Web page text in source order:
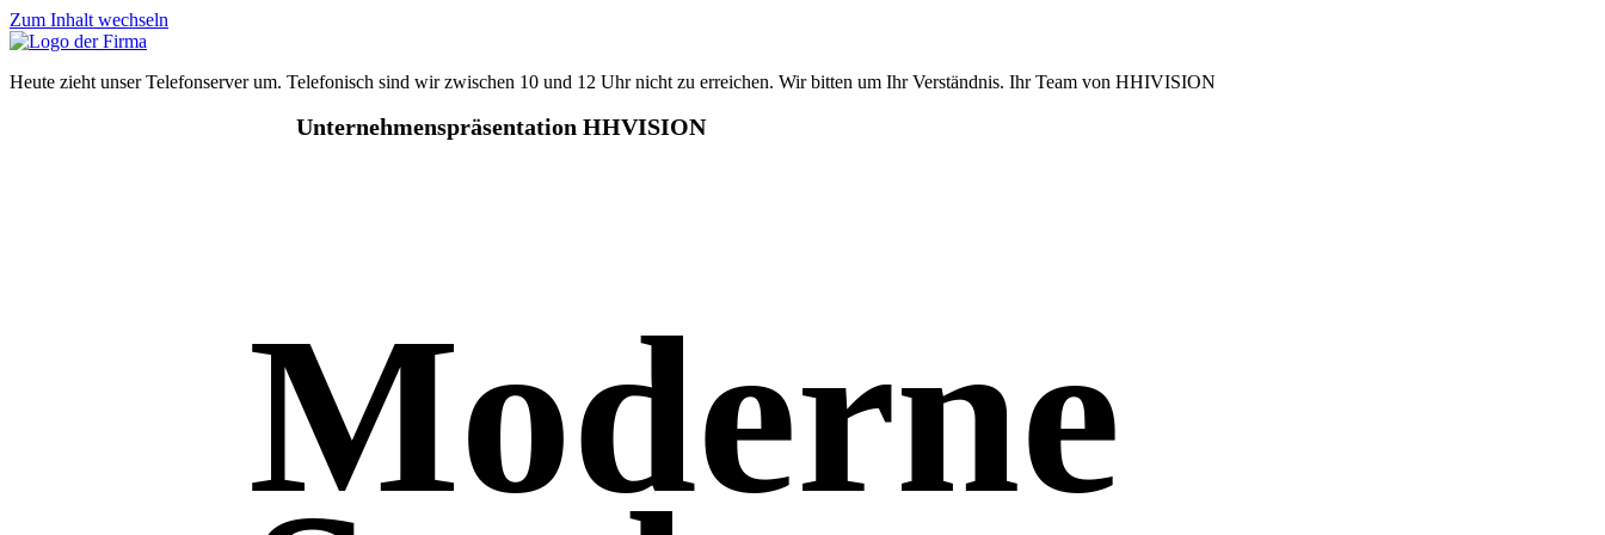
Zum Inhalt wechseln
Heute zieht unser Telefonserver um. Telefonisch sind wir zwischen 10 und 12 Uhr nicht zu erreichen. Wir bitten um Ihr Verständnis. Ihr Team von HHIVISION
Unternehmenspräsentation HHVISION
Moderne